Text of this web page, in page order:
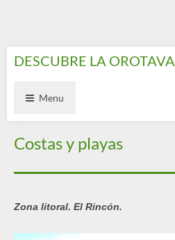
DESCUBRE LA OROTAVA
Menu
Costas y playas
Zona litoral. El Rincón.